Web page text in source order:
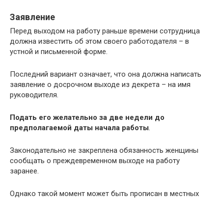
Заявление
Перед выходом на работу раньше времени сотрудница
должна известить об этом своего работодателя – в
устной и письменной форме.
Последний вариант означает, что она должна написать
заявление о досрочном выходе из декрета – на имя
руководителя.
Подать его желательно за две недели до
предполагаемой даты начала работы.
Законодательно не закреплена обязанность женщины
сообщать о преждевременном выходе на работу
заранее.
Однако такой момент может быть прописан в местных